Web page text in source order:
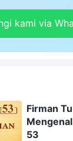
kami via
Firman
53